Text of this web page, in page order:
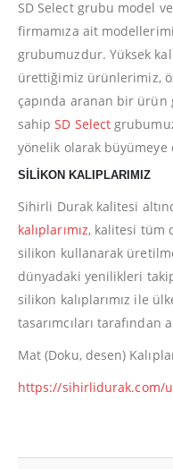
SD Select grubu model
firmamıza ait
grubumuzdur. Yüksek
ürettiğimiz ürünlerimiz,
çapında aranan bir
sahipSD Select
yönelik olarak
SİLİKON KALIPLARIMIZ
Sihirli Durak kalitesi
kalıplarımız, kalitesi tüm
silikon kullanarak
dünyadaki yenilikleri
silikon kalıplarımız ile
tasarımcıları
Mat (Doku, desen)
https://sihirlidurak.com/